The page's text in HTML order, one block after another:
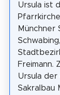
Ursula ist
Münchner
Freimann.
Ursula
Sakralbau